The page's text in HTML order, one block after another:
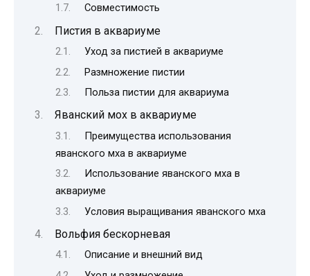
Совместимость
Пистия в аквариуме
Уход за пистией в аквариуме
Размножение пистии
Польза пистии для аквариума
Яванский мох в аквариуме
Преимущества использования
яванского мха в аквариуме
Использование яванского мха в
аквариуме
Условия выращивания яванского мха
Вольфия бескорневая
Описание и внешний вид